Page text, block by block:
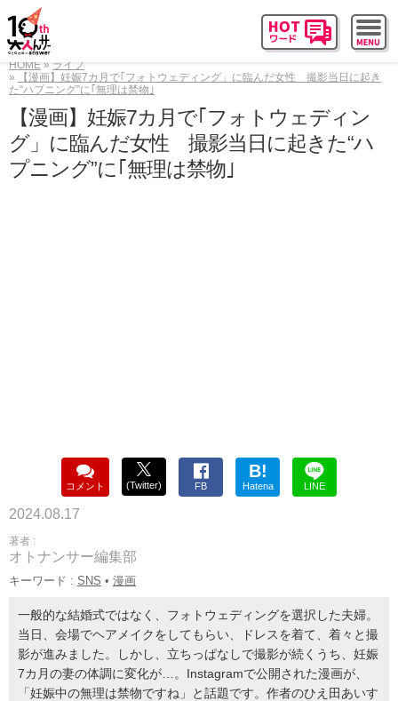
HOME
ライフ
【漫画】妊娠7カ月で｢フォトウェディング」に臨んだ女性 撮影当日に起き
た“ハプニング”に｢無理は禁物｣
【漫画】妊娠7カ月で｢フォトウェディン
グ」に臨んだ女性 撮影当日に起きた“ハ
プニング”に｢無理は禁物｣
コメント (Twitter) FB
B!
Hatena LINE
2024.08.17
著者 :
オトナンサー編集部
キーワード : SNS • 漫画
一般的な結婚式ではなく、フォトウェディングを選択した夫婦。
当日、会場でヘアメイクをしてもらい、ドレスを着て、着々と撮
影が進みました。しかし、立ちっぱなしで撮影が続くうち、妊娠
7カ月の妻の体調に変化が…。Instagramで公開された漫画が、
「妊娠中の無理は禁物ですね」と話題です。作者のひえ田あいす